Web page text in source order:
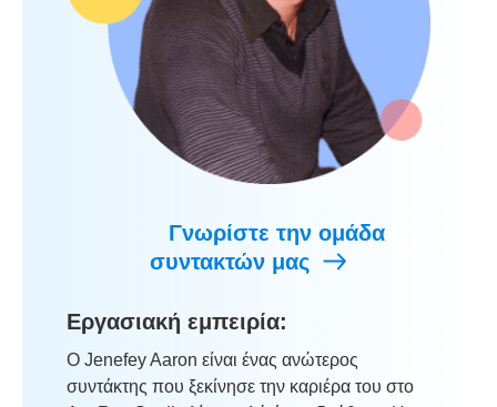
Γνωρίστε την ομάδα
συντακτών μας
Εργασιακή εμπειρία:
Ο Jenefey Aaron είναι ένας ανώτερος
συντάκτης που ξεκίνησε την καριέρα του στο